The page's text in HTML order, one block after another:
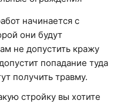
начинается с
они будут
не допустить кражу
попадание туда
получить травму.
стройку вы хотите